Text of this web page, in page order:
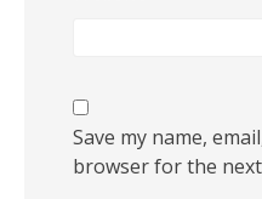
Save my name,
browser for the